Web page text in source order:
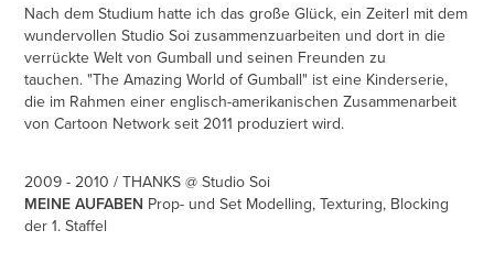
Nach dem Studium hatte ich das große Glück, ein Zeiterl mit dem
wundervollen Studio Soi zusammenzuarbeiten und dort in die
verrückte Welt von Gumball und seinen Freunden zu
tauchen. "The Amazing World of Gumball" ist eine Kinderserie,
die im Rahmen einer englisch-amerikanischen Zusammenarbeit
von Cartoon Network seit 2011 produziert wird.
2009 - 2010 / THANKS @ Studio Soi
MEINE AUFABEN Prop- und Set Modelling, Texturing, Blocking
der 1. Staffel